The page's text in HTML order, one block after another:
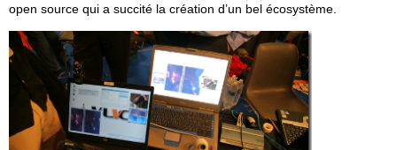
open source qui a succité la création d’un bel écosystème.